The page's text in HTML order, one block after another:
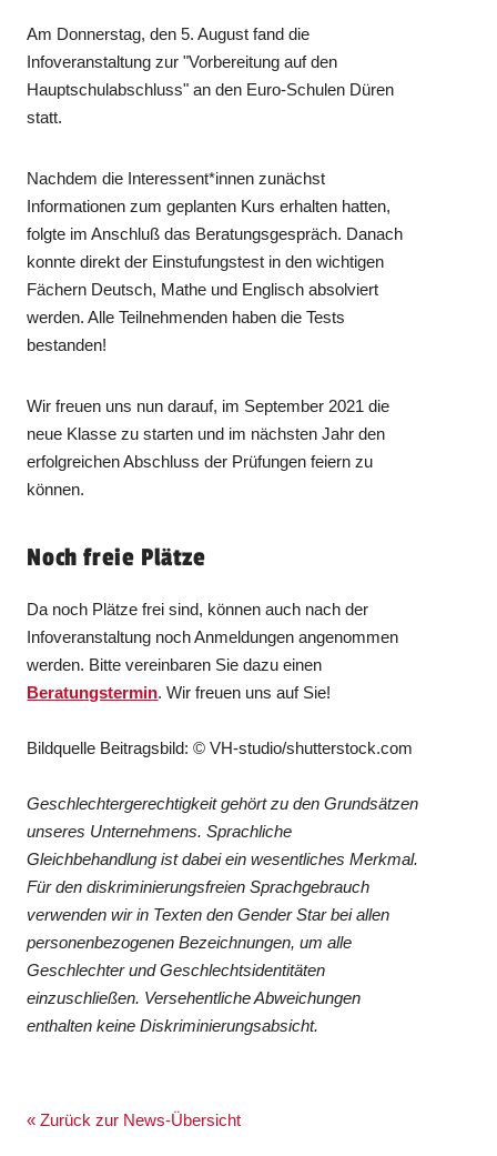
Am Donnerstag, den 5. August fand die
Infoveranstaltung zur "Vorbereitung auf den
Hauptschulabschluss" an den Euro-Schulen Düren
statt.
Nachdem die Interessent*innen zunächst
Informationen zum geplanten Kurs erhalten hatten,
folgte im Anschluß das Beratungsgespräch. Danach
konnte direkt der Einstufungstest in den wichtigen
Fächern Deutsch, Mathe und Englisch absolviert
werden. Alle Teilnehmenden haben die Tests
bestanden!
Wir freuen uns nun darauf, im September 2021 die
neue Klasse zu starten und im nächsten Jahr den
erfolgreichen Abschluss der Prüfungen feiern zu
können.
Noch freie Plätze
Da noch Plätze frei sind, können auch nach der
Infoveranstaltung noch Anmeldungen angenommen
werden. Bitte vereinbaren Sie dazu einen
Beratungstermin. Wir freuen uns auf Sie!
Bildquelle Beitragsbild: © VH-studio/shutterstock.com
Geschlechtergerechtigkeit gehört zu den Grundsätzen
unseres Unternehmens. Sprachliche
Gleichbehandlung ist dabei ein wesentliches Merkmal.
Für den diskriminierungsfreien Sprachgebrauch
verwenden wir in Texten den Gender Star bei allen
personenbezogenen Bezeichnungen, um alle
Geschlechter und Geschlechtsidentitäten
einzuschließen. Versehentliche Abweichungen
enthalten keine Diskriminierungsabsicht.
« Zurück zur News-Übersicht